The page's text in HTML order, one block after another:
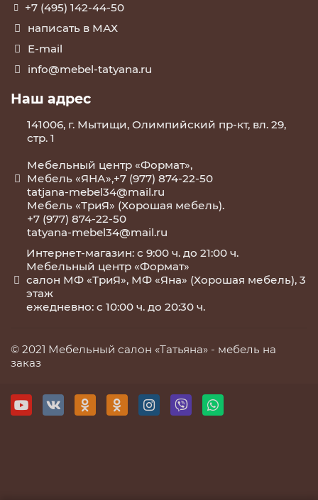
+7 (495) 142-44-50
написать в МАХ
E-mail
info@mebel-tatyana.ru
Наш адрес
141006, г. Мытищи, Олимпийский пр-кт, вл. 29,
стр. 1
Мебельный центр «Формат»,
Мебель «ЯНА»,+7 (977) 874-22-50
tatjana-mebel34@mail.ru
Мебель «ТриЯ» (Хорошая мебель).
+7 (977) 874-22-50
tatyana-mebel34@mail.ru
Интернет-магазин: с 9:00 ч. до 21:00 ч.
Мебельный центр «Формат»
салон МФ «ТриЯ», МФ «Яна» (Хорошая мебель), 3
этаж
ежедневно: с 10:00 ч. до 20:30 ч.
© 2021 Мебельный салон «Татьяна» - мебель на
заказ